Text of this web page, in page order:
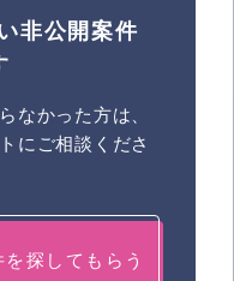
非公開案件
なかった方は、
にご相談くださ
探してもらう